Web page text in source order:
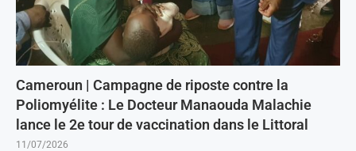
Cameroun | Campagne de riposte contre la
Poliomyélite : Le Docteur Manaouda Malachie
lance le 2e tour de vaccination dans le Littoral
11/07/2026